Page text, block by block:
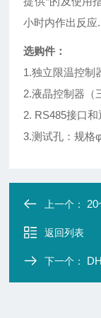
小时内作出反应.
选购件：
1.独立限温控制
2.液晶控制器（
2. RS485接口
3.测试孔：规格
上一个：
返回列表
下一个：